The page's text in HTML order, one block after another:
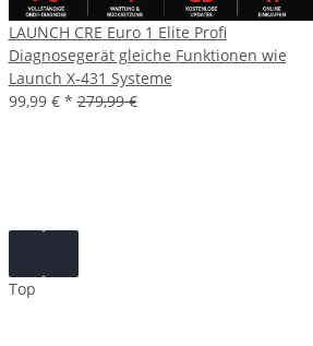
LAUNCH CRE Euro 1 Elite Profi
Diagnosegerät gleiche Funktionen wie
Launch X-431 Systeme
99,99 € * 279,99 €
Top